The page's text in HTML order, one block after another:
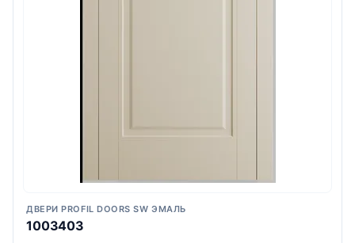
ДВЕРИ PROFIL DOORS SW ЭМАЛЬ
1003403